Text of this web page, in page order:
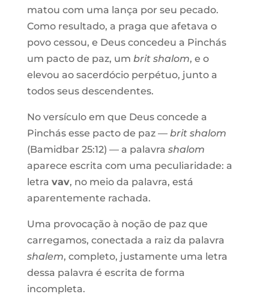
matou com uma lança por seu pecado.
Como resultado, a praga que afetava o
povo cessou, e Deus concedeu a Pinchás
um pacto de paz, um brit shalom, e o
elevou ao sacerdócio perpétuo, junto a
todos seus descendentes.
No versículo em que Deus concede a
Pinchás esse pacto de paz — brit shalom
(Bamidbar 25:12) — a palavra shalom
aparece escrita com uma peculiaridade: a
letra vav, no meio da palavra, está
aparentemente rachada.
Uma provocação à noção de paz que
carregamos, conectada a raiz da palavra
shalem, completo, justamente uma letra
dessa palavra é escrita de forma
incompleta.